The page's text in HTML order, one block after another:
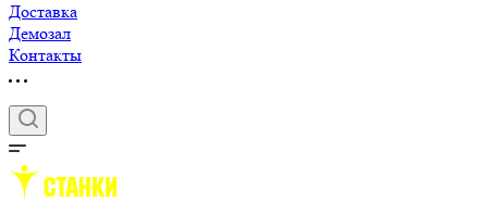
Доставка
Демозал
Контакты